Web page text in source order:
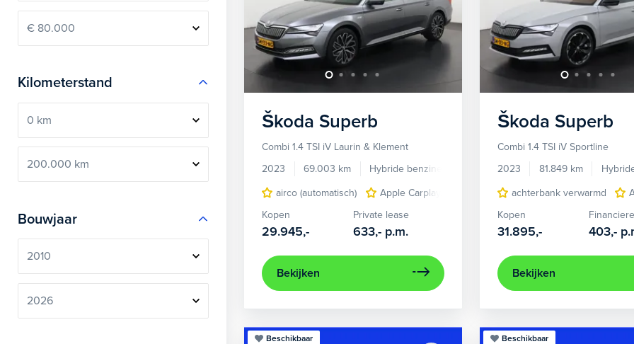
Kilometerstand
Bouwjaar
Škoda Superb
Combi 1.4 TSI iV Laurin & Klement
2023
69.003 km Hybride benzine
Automaat
airco (automatisch)
Apple Carplay/Android Auto elektrisch glazen
Kopen
29.945,-
Private lease
633,- p.m.
Bekijken
Škoda Superb
Combi 1.4 TSI iV Sportline
2023
81.849 km
achterbank verwarmd
Kopen
31.895,- 403,-
Bekijken
Beschikbaar Beschikbaar